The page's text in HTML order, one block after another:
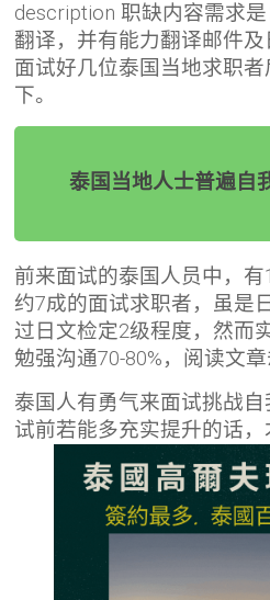
description 职缺内容需求
翻译，并有能力翻译邮件及
面试好几位泰国当地求职
下。
泰国当地人士普遍自
前来面试的泰国人员中，
约7成的面试求职者，虽是
过日文检定2级程度，然而
勉强沟通70-80%，阅读文章
泰国人有勇气来面试挑战
试前若能多充实提升的话，